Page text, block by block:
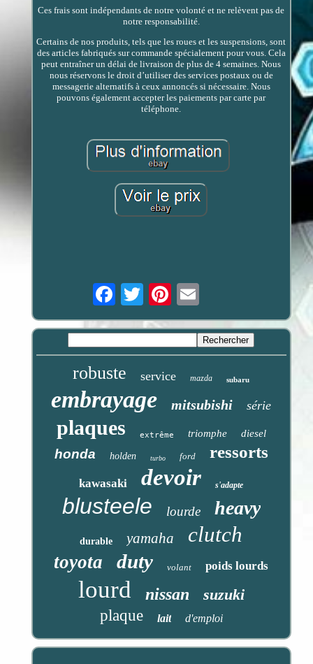
Ces frais sont indépendants de notre volonté et ne relèvent pas de
notre responsabilité.
Certains de nos produits, tels que les roues et les suspensions, sont
des articles fabriqués sur commande spécialement pour vous. Cela
peut entraîner un délai de livraison de plus de 4 semaines. Nous
nous réservons le droit d’utiliser des services postaux ou de
messagerie alternatifs à ceux annoncés si nécessaire. Nous
pouvons également accepter les paiements par carte par
téléphone.
Email
robuste service mazda subaru
embrayage mitsubishi série
plaques extrême triomphe diesel
honda holden turbo ford ressorts
kawasaki devoir s'adapte
blusteele lourde heavy
durable yamaha clutch
toyota duty volant poids lourds
lourd nissan
suzuki
plaque
lait d'emploi